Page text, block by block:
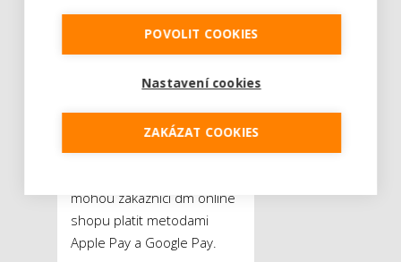
v Pohořelicích.
dm se řadí nabídka
totožných služeb a výhod
při nakupování v kamenné
prodejně a v online
mohou zákazníci dm online
shopu platit metodami
Apple Pay a Google Pay.
POVOLIT COOKIES
Nastavení cookies
ZAKÁZAT COOKIES